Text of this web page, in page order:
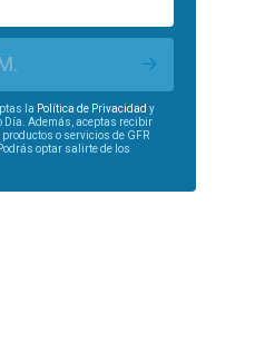
la Política de Privacidad y
Día. Además, aceptas recibir
o servicios de GFR
optar salirte de los